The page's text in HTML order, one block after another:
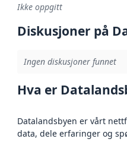
Ikke oppgitt
Diskusjoner på
Ingen diskusjoner funnet
Hva er
Datalandsbyen er vårt
data, dele erfaringer og